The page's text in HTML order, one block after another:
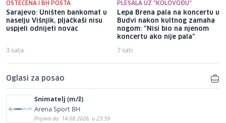
OŠTEĆENA I BH POŠTA
Sarajevo: Uništen bankomat u
naselju Višnjik, pljačkaši nisu
uspjeli odnijeti novac
3 sata
PLESALA UZ "KOLOVOĐU"
Lepa Brena pala na koncertu u
Budvi nakon kultnog zamaha
nogom: "Nisi bio na njenom
koncertu ako nije pala"
7 sati
Oglasi za posao
Snimatelj (m/ž)
Arena Sport BH
Prijava do: 14.08.2026. u 23:59